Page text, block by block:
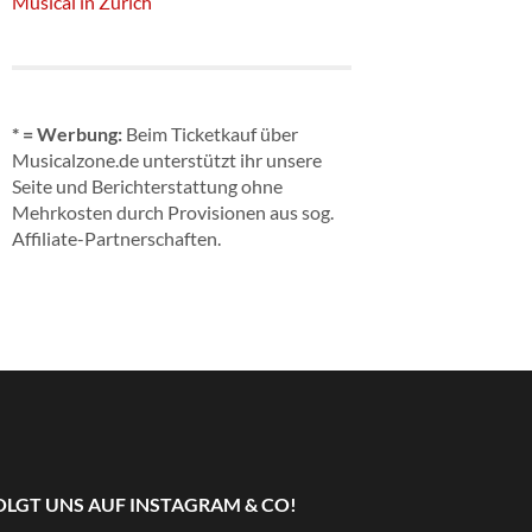
* = Werbung: Beim Ticketkauf über
Musicalzone.de unterstützt ihr unsere
Seite und Berichterstattung ohne
Mehrkosten durch Provisionen aus sog.
Affiliate-Partnerschaften.
UNS AUF INSTAGRAM & CO!